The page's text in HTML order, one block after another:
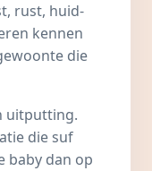
rust, huid-
kennen
die
uitputting.
die suf
baby dan op